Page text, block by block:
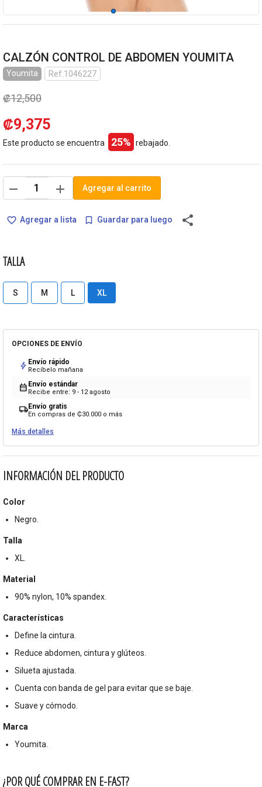
CALZÓN CONTROL DE ABDOMEN YOUMITA
Youmita Ref.1046227
₡12,500
₡9,375
Este producto se encuentra 25% rebajado.
remove add Agregar al carrito
favorite_border Agregar a lista bookmark_border Guardar para luego share
TALLA
S M L XL
OPCIONES DE ENVÍO
bolt Envío rápido
Recíbelo mañana
calendar_month Envío estándar
Recibe entre: 9 - 12 agosto
local_shippingEnvío gratis
En compras de ₡30.000 o más
Más detalles
INFORMACIÓN DEL PRODUCTO
Color
Negro.
Talla
XL.
Material
90% nylon, 10% spandex.
Características
Define la cintura.
Reduce abdomen, cintura y glúteos.
Silueta ajustada.
Cuenta con banda de gel para evitar que se baje.
Suave y cómodo.
Marca
Youmita.
¿POR QUÉ COMPRAR EN E-FAST?